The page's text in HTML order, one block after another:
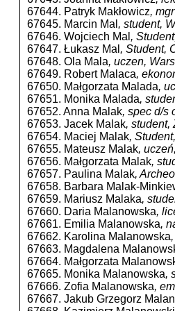
67644. Patryk Makłowicz,
67645. Marcin Mal , student,
67646. Wojciech Mal ,
67647. Łukasz Mal , Student,
67648. Ola Mala, uczen,
67649. Robert Malaca,
67650. Małgorzata Malada,
67651. Monika Malada,
67652. Anna Malak, spec d/s
67653. Jacek Malak, student,
67654. Maciej Malak,
67655. Mateusz Malak,
67656. Małgorzata Malak,
67657. Paulina Malak,
67658. Barbara Malak-
67659. Mariusz Malaka,
67660. Daria Malanowska,
67661. Emilia Malanowska,
67662. Karolina Malanowska
67663. Magdalena
67664. Małgorzata
67665. Monika Malanowska,
67666. Zofia Malanowska,
67667. Jakub Grzegorz